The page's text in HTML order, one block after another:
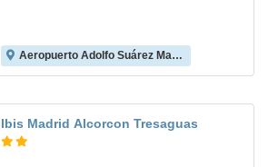
Aeropuerto Adolfo Suárez Madrid-Barajas
Ibis Madrid Alcorcon Tresaguas